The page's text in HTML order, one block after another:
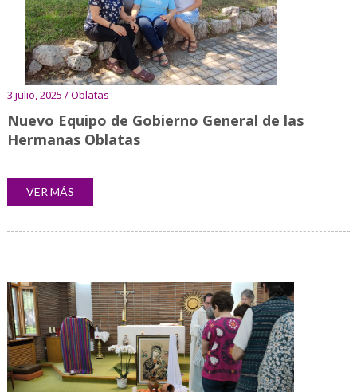
3 julio, 2025 / Oblatas
Nuevo Equipo de Gobierno General de las
Hermanas Oblatas
VER MÁS